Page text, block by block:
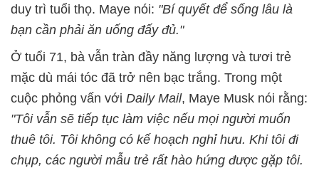
duy trì tuổi thọ. Maye nói: "Bí quyết để sống lâu là
bạn cần phải ăn uống đấy đủ."
Ở tuổi 71, bà vẫn tràn đầy năng lượng và tươi trẻ
mặc dù mái tóc đã trở nên bạc trắng. Trong một
cuộc phỏng vấn với Daily Mail, Maye Musk nói rằng:
"Tôi vẫn sẽ tiếp tục làm việc nếu mọi người muốn
thuê tôi. Tôi không có kế hoạch nghỉ hưu. Khi tôi đi
chụp, các người mẫu trẻ rất hào hứng được gặp tôi.